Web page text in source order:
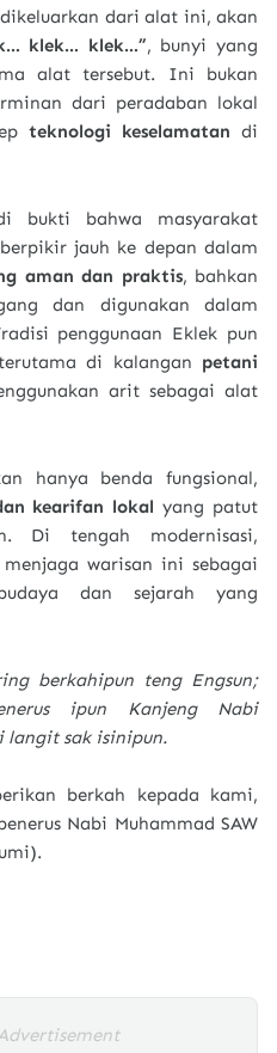
dari alat ini, akan
klek… klek…”, bunyi yang
alat tersebut. Ini bukan
dari peradaban lokal
teknologi keselamatan di
bukti bahwa masyarakat
jauh ke depan dalam
aman dan praktis, bahkan
dan digunakan dalam
penggunaan Eklek pun
di kalangan petani
arit sebagai alat
hanya benda fungsional,
kearifan lokal yang patut
Di tengah modernisasi,
warisan ini sebagai
dan sejarah yang
berkahipun teng Engsun;
ipun Kanjeng Nabi
langit sak isinipun.
berkah kepada kami,
Nabi Muhammad SAW